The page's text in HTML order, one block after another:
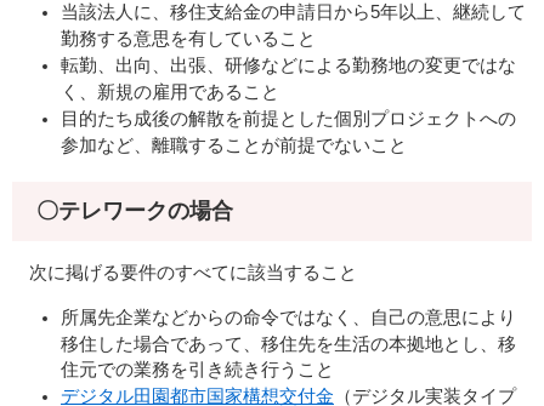
当該法人に、移住支給金の申請日から5年以上、継続して
勤務する意思を有していること
転勤、出向、出張、研修などによる勤務地の変更ではな
く、新規の雇用であること
目的たち成後の解散を前提とした個別プロジェクトへの
参加など、離職することが前提でないこと
〇テレワークの場合
次に掲げる要件のすべてに該当すること
所属先企業などからの命令ではなく、自己の意思により
移住した場合であって、移住先を生活の本拠地とし、移
住元での業務を引き続き行うこと
デジタル田園都市国家構想交付金 （デジタル実装タイプ